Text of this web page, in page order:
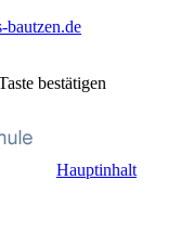
bautzen.de
bestätigen
Hauptinhalt